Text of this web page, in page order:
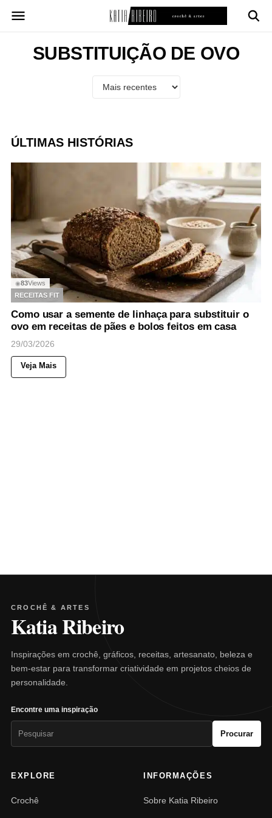
para
conteúdoSUBSTITUIÇÃO DE OVO
ÚLTIMAS HISTÓRIAS
◉83Views
RECEITAS FIT
Como usar a semente de linhaça para substituir o
ovo em receitas de pães e bolos feitos em casa
29/03/2026
Veja Mais
CROCHÊ & ARTES
Katia Ribeiro
Inspirações em crochê, gráficos, receitas, artesanato, beleza e
bem-estar para transformar criatividade em projetos cheios de
personalidade.
Encontre uma inspiração
Procurar
EXPLORE
Crochê
INFORMAÇÕES
Sobre Katia Ribeiro